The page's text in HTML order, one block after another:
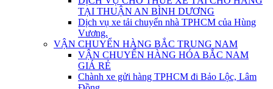
TẠI THUẬN AN BÌNH DƯƠNG
Dịch vụ xe tải chuyển nhà TPHCM của Hùng
Vương.
VẬN CHUYỂN HÀNG BẮC TRUNG NAM
VẬN CHUYỂN HÀNG HÓA BẮC NAM
GIÁ RẺ
Chành xe gửi hàng TPHCM đi Bảo Lộc, Lâm